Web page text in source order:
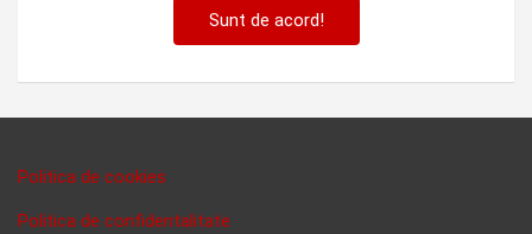
Sunt de acord!
Politica de cookies
Politica de confidentalitate